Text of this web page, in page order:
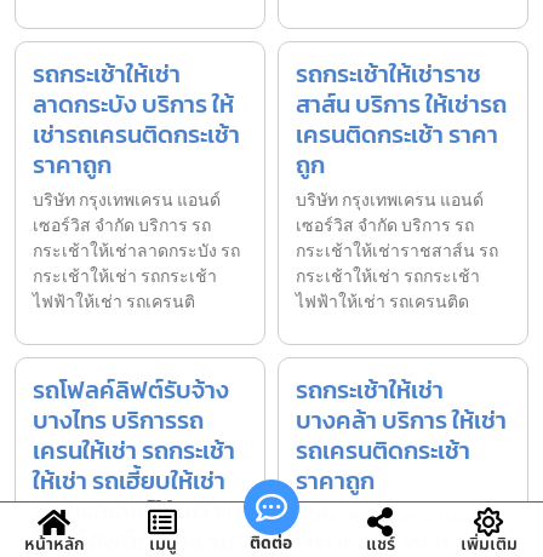
รถกระเช้าให้เช่า
ลาดกระบัง บริการ ให้
เช่ารถเครนติดกระเช้า
ราคาถูก
บริษัท กรุงเทพเครน แอนด์
เซอร์วิส จำกัด บริการ รถ
กระเช้าให้เช่าลาดกระบัง รถ
กระเช้าให้เช่า รถกระเช้า
ไฟฟ้าให้เช่า รถเครนติ
รถกระเช้าให้เช่าราช
สาส์น บริการ ให้เช่ารถ
เครนติดกระเช้า ราคา
ถูก
บริษัท กรุงเทพเครน แอนด์
เซอร์วิส จำกัด บริการ รถ
กระเช้าให้เช่าราชสาส์น รถ
กระเช้าให้เช่า รถกระเช้า
ไฟฟ้าให้เช่า รถเครนติด
รถโฟลค์ลิฟต์รับจ้าง
บางไทร บริการรถ
เครนให้เช่า รถกระเช้า
ให้เช่า รถเฮี้ยบให้เช่า
รถเทรลเลอร์ให้เช่า รถ
โฟลค์ลิฟต์รับจ้าง รถ
รถกระเช้าให้เช่า
บางคล้า บริการ ให้เช่า
รถเครนติดกระเช้า
ราคาถูก
บริษัท กรุงเทพเครน แอนด์
เซอร์วิส จำกัด บริการ รถ
หน้าหลัก เมนู ติดต่อ แชร์ เพิ่มเติม